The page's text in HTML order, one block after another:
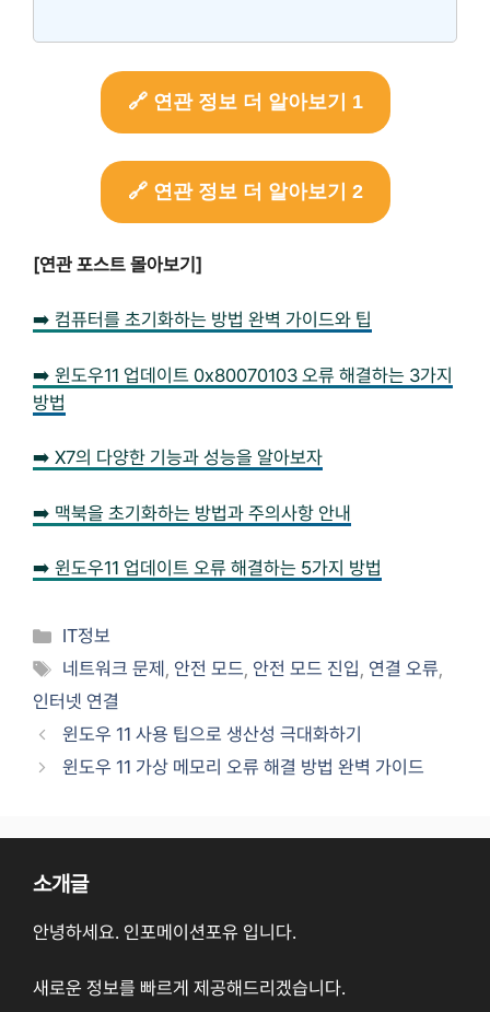
🔗 연관 정보 더 알아보기 1
🔗 연관 정보 더 알아보기 2
[연관 포스트 몰아보기]
➡️ 컴퓨터를 초기화하는 방법 완벽 가이드와 팁
➡️ 윈도우11 업데이트 0x80070103 오류 해결하는 3가지
방법
➡️ X7의 다양한 기능과 성능을 알아보자
➡️ 맥북을 초기화하는 방법과 주의사항 안내
➡️ 윈도우11 업데이트 오류 해결하는 5가지 방법
Categories
IT정보
Tags
네트워크 문제 , 안전 모드, 안전 모드 진입, 연결 오류,
인터넷 연결
윈도우 11 사용 팁으로 생산성 극대화하기
윈도우 11 가상 메모리 오류 해결 방법 완벽 가이드
소개글
안녕하세요. 인포메이션포유 입니다.
새로운 정보를 빠르게 제공해드리겠습니다.